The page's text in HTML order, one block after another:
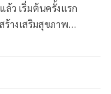
ว เริ่มต้นครั้งแรก
างเสริมสุขภาพ